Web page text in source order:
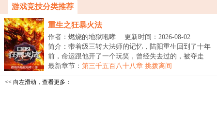
游戏竞技分类推荐
重生之狂暴火法
作者：燃烧的地狱咆哮
更新时间：2026-08-02
22:46:40
简介：带着级三转大法师的记忆，陆阳重生回到了十年
前，命运跟他开了一个玩笑，曾经失去过的，被夺走
的，...
最新章节： 第三千五百八十八章 挑拨离间
<< 向左滑动，查看更多：